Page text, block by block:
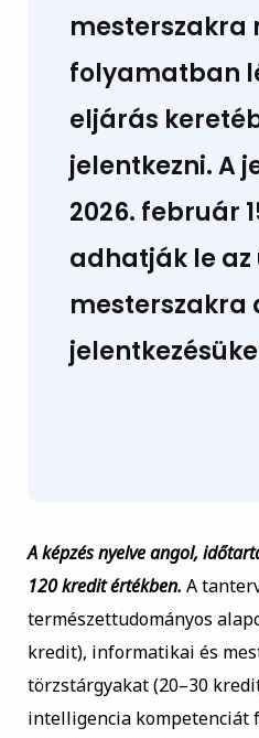
mesterszakra
folyamatban
eljárás
jelentkezni. A
2026. február
adhatják le az
mesterszakra
A képzés nyelve angol,
120 kredit értékben. A
természettudományos
kredit), informatikai és
törzstárgyakat (20–30
intelligencia kompetenciát